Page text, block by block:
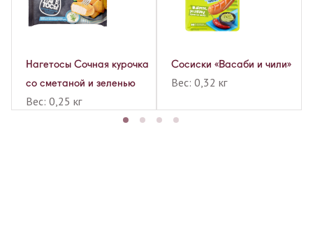
Нагетосы Сочная курочка
со сметаной и зеленью
Вес: 0,25 кг
Сосиски «Васаби и чили»
Вес: 0,32 кг